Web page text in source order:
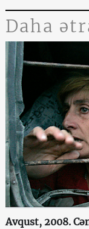
Daha
Avqust, 2008.